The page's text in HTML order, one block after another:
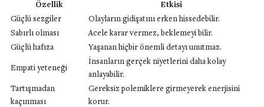
Özellik
Etkisi
Güçlü sezgiler
Olayların gidişatını erken hissedebilir.
Sabırlı olması
Acele karar vermez, beklemeyi bilir.
Güçlü hafıza
Yaşanan hiçbir önemli detayı unutmaz.
Empati yeteneği
İnsanların gerçek niyetlerini daha kolay
anlayabilir.
Tartışmadan
kaçınması
Gereksiz polemiklere girmeyerek enerjisini
korur.